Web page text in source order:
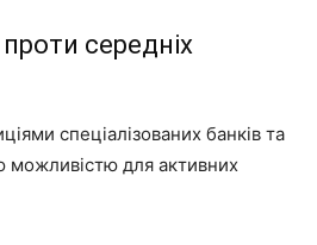
середніх
спеціалізованих банків та
можливістю для активних